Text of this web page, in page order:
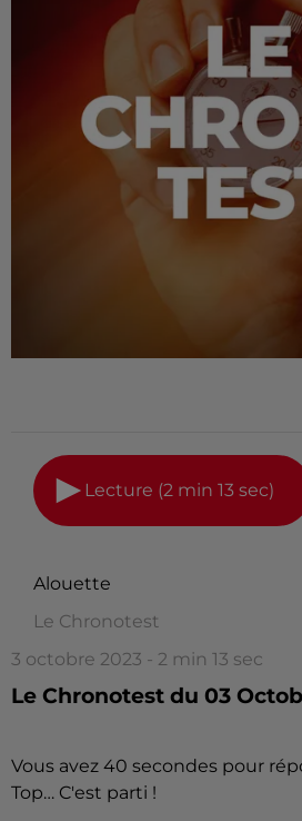
Lecture (2 min 13 sec)
Alouette
Le Chronotest
3 octobre 2023 - 2 min 13 sec
Le Chronotest du 03
Vous avez 40 secondes pour
Top… C'est parti !